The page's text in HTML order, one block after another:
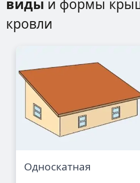
виды и формы
кровли
Односкатная